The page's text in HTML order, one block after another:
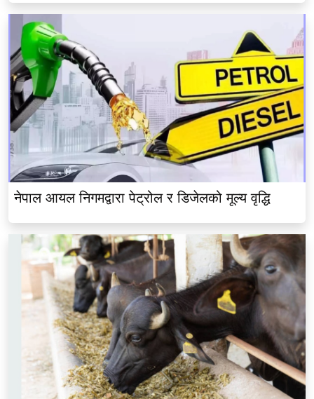
नेपाल आयल निगमद्वारा पेट्रोल र डिजेलको मूल्य वृद्धि